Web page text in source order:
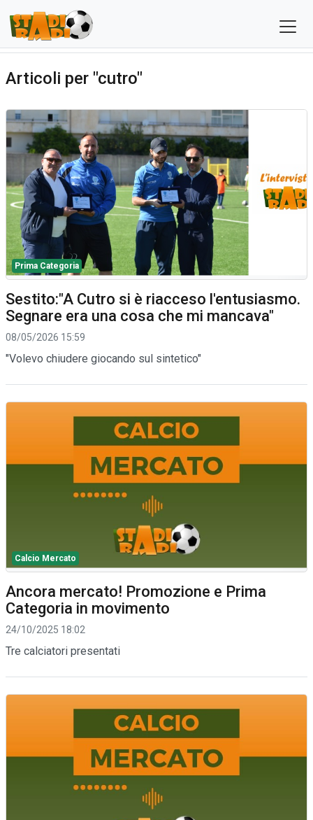
Articoli per "cutro"
Prima Categoria
Sestito:"A Cutro si è riacceso l'entusiasmo.
Segnare era una cosa che mi mancava"
08/05/2026 15:59
"Volevo chiudere giocando sul sintetico"
Calcio Mercato
Ancora mercato! Promozione e Prima
Categoria in movimento
24/10/2025 18:02
Tre calciatori presentati